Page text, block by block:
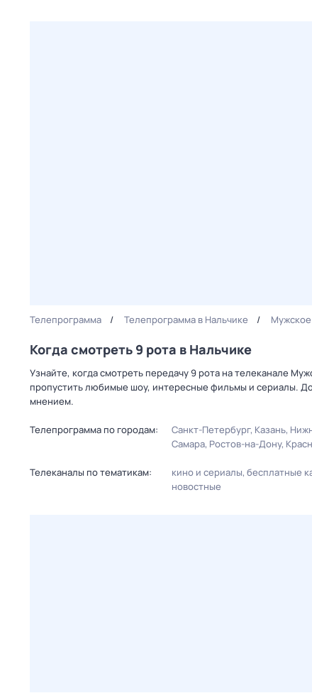
Телепрограмма Телепрограмма в Нальчике
Когда смотреть 9 рота в Нальчике
Узнайте, когда смотреть передачу 9 рота на телеканале
пропустить любимые шоу, интересные фильмы и сериалы.
мнением.
Телепрограмма по городам: Санкт-Петербург Казань
Самара Ростов-на-Дону
Телеканалы по тематикам: кино и сериалы бесплатные
новостные